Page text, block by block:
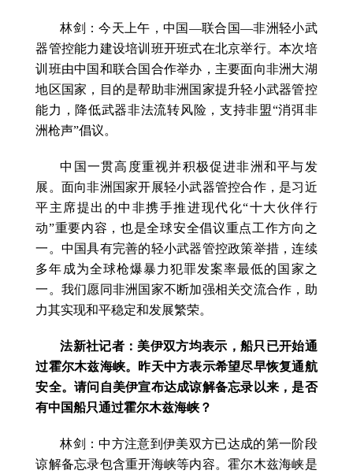
林剑：今天上午，中国—联合国—非洲轻小武
器管控能力建设培训班开班式在北京举行。本次培
训班由中国和联合国合作举办，主要面向非洲大湖
地区国家，目的是帮助非洲国家提升轻小武器管控
能力，降低武器非法流转风险，支持非盟“消弭非
洲枪声”倡议。
中国一贯高度重视并积极促进非洲和平与发
展。面向非洲国家开展轻小武器管控合作，是习近
平主席提出的中非携手推进现代化“十大伙伴行
动”重要内容，也是全球安全倡议重点工作方向之
一。中国具有完善的轻小武器管控政策举措，连续
多年成为全球枪爆暴力犯罪发案率最低的国家之
一。我们愿同非洲国家不断加强相关交流合作，助
力其实现和平稳定和发展繁荣。
法新社记者：美伊双方均表示，船只已开始通
过霍尔木兹海峡。昨天中方表示希望尽早恢复通航
安全。请问自美伊宣布达成谅解备忘录以来，是否
有中国船只通过霍尔木兹海峡？
林剑：中方注意到伊美双方已达成的第一阶段
谅解备忘录包含重开海峡等内容。霍尔木兹海峡是